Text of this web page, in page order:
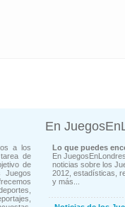
a los
de
de
Juegos
En
Lo que puedes
En
noticias sobre los
2012, estadísticas,
y más...